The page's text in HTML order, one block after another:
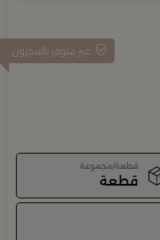
غير متوفر بالمخزون
قطعة/مجموعة
قطعة